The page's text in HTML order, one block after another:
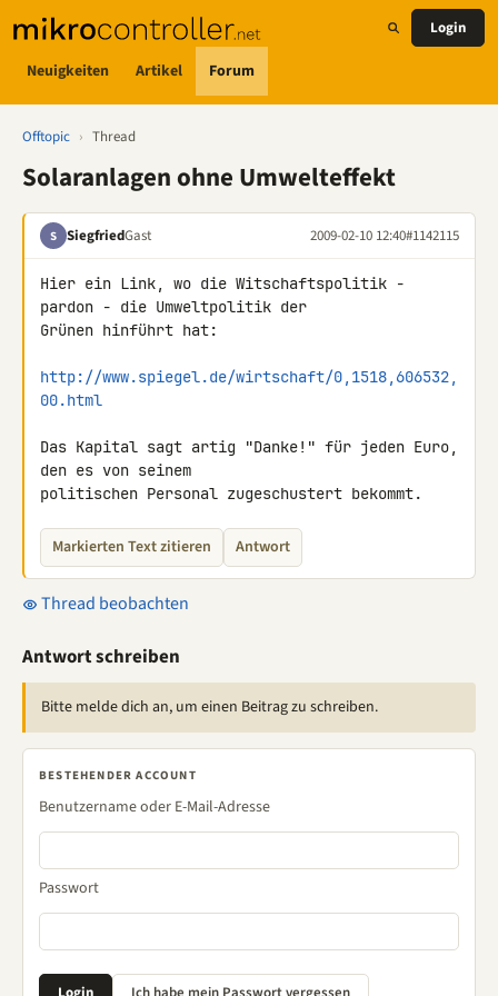
Neuigkeiten Artikel Forum
Login
Offtopic › Thread
Solaranlagen ohne Umwelteffekt
S SiegfriedGast 2009-02-10 12:40#1142115
Hier ein Link, wo die Witschaftspolitik -
pardon - die Umweltpolitik der
Grünen hinführt hat:
http://www.spiegel.de/wirtschaft/0,1518,606532,
00.html
Das Kapital sagt artig "Danke!" für jeden Euro,
den es von seinem
politischen Personal zugeschustert bekommt.
Markierten Text zitieren Antwort
Thread beobachten
Antwort schreiben
Bitte melde dich an, um einen Beitrag zu schreiben.
BESTEHENDER ACCOUNT
Benutzername oder E-Mail-Adresse
Passwort